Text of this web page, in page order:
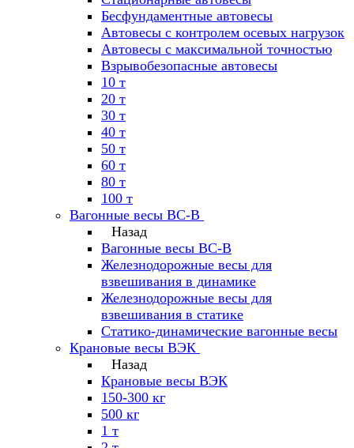
Бесфундаментные автовесы
Автовесы с контролем осевых нагрузок
Автовесы с максимальной точностью
Взрывобезопасные автовесы
10 т
20 т
30 т
40 т
50 т
60 т
80 т
100 т
Вагонные весы ВС-В
Назад
Вагонные весы ВС-В
Железнодорожные весы для
взвешивания в динамике
Железнодорожные весы для
взвешивания в статике
Статико-динамические вагонные весы
Крановые весы ВЭК
Назад
Крановые весы ВЭК
150-300 кг
500 кг
1 т